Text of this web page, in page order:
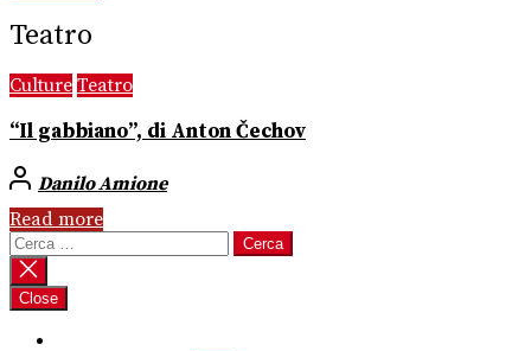
Teatro
Culture Teatro
“Il gabbiano”, di Anton Čechov
Danilo Amione
Read more
Ricerca
per:
Close